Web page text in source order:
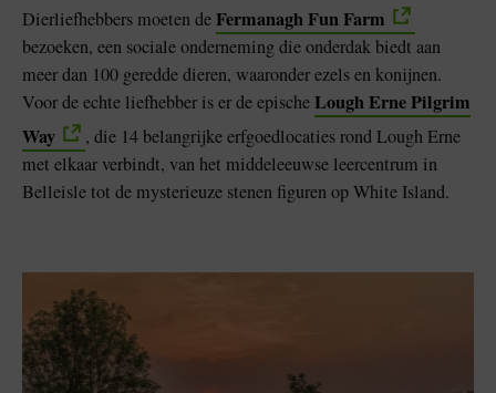
Dierliefhebbers moeten deFermanagh Fun Farm
bezoeken, een sociale onderneming die onderdak biedt aan
meer dan 100 geredde dieren, waaronder ezels en konijnen.
Voor de echte liefhebber is er de epischeLough Erne Pilgrim
Way
, die 14 belangrijke erfgoedlocaties rond Lough Erne
met elkaar verbindt, van het middeleeuwse leercentrum in
Belleisle tot de mysterieuze stenen figuren op White Island.